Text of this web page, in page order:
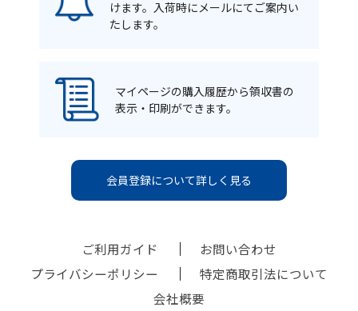
けます。入荷時にメールにてご案内い
たします。
マイページの購入履歴から領収書の
表示・印刷ができます。
会員登録について詳しく見る
ご利用ガイド
お問い合わせ
プライバシーポリシー
特定商取引法について
会社概要